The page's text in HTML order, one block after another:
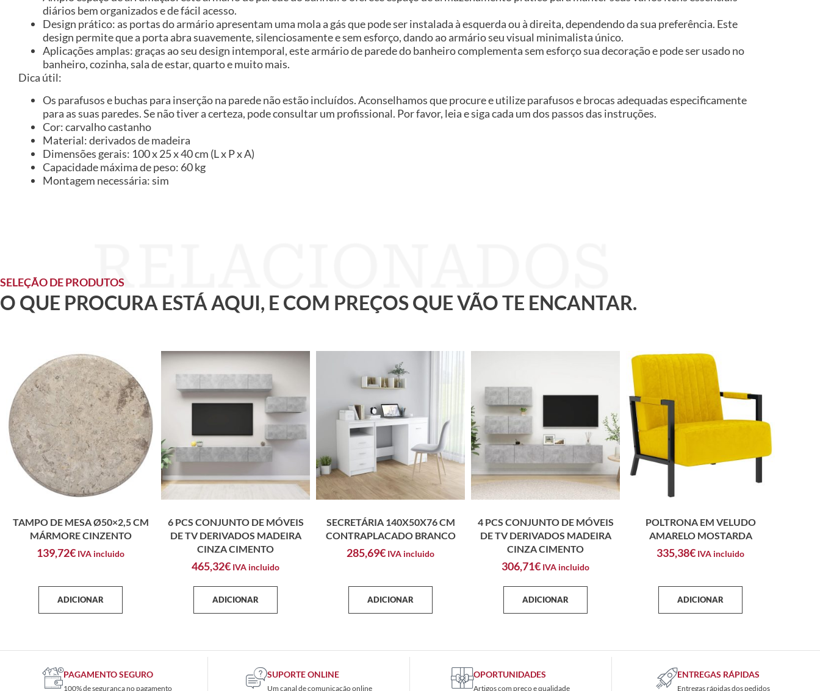
diários bem organizados e de fácil acesso.
Design prático: as portas do armário apresentam uma mola a gás que pode ser instalada à esquerda ou à direita, dependendo da sua preferência. Este
design permite que a porta abra suavemente, silenciosamente e sem esforço, dando ao armário seu visual minimalista único.
Aplicações amplas: graças ao seu design intemporal, este armário de parede do banheiro complementa sem esforço sua decoração e pode ser usado no
banheiro, cozinha, sala de estar, quarto e muito mais.
Dica útil:
Os parafusos e buchas para inserção na parede não estão incluídos. Aconselhamos que procure e utilize parafusos e brocas adequadas especificamente
para as suas paredes. Se não tiver a certeza, pode consultar um profissional. Por favor, leia e siga cada um dos passos das instruções.
Cor: carvalho castanho
Material: derivados de madeira
Dimensões gerais: 100 x 25 x 40 cm (L x P x A)
Capacidade máxima de peso: 60 kg
Montagem necessária: sim
SELEÇÃO DE PRODUTOS
O QUE PROCURA ESTÁ AQUI, E COM PREÇOS QUE VÃO TE ENCANTAR.
TAMPO DE MESA Ø50×2,5 CM
MÁRMORE CINZENTO
139,72€ IVA incluido
ADICIONAR
6 PCS CONJUNTO DE MÓVEIS
DE TV DERIVADOS MADEIRA
CINZA CIMENTO
465,32€ IVA incluido
ADICIONAR
SECRETÁRIA 140X50X76 CM
CONTRAPLACADO BRANCO
285,69€ IVA incluido
ADICIONAR
4 PCS CONJUNTO DE MÓVEIS
DE TV DERIVADOS MADEIRA
CINZA CIMENTO
306,71€ IVA incluido
ADICIONAR
POLTRONA EM VELUDO
AMARELO MOSTARDA
335,38€ IVA incluido
ADICIONAR
PAGAMENTO SEGURO
100% de segurança no pagamento
SUPORTE ONLINE
Um canal de comunicação online
OPORTUNIDADES
Artigos com preço e qualidade
ENTREGAS RÁPIDAS
Entregas rápidas dos pedidos